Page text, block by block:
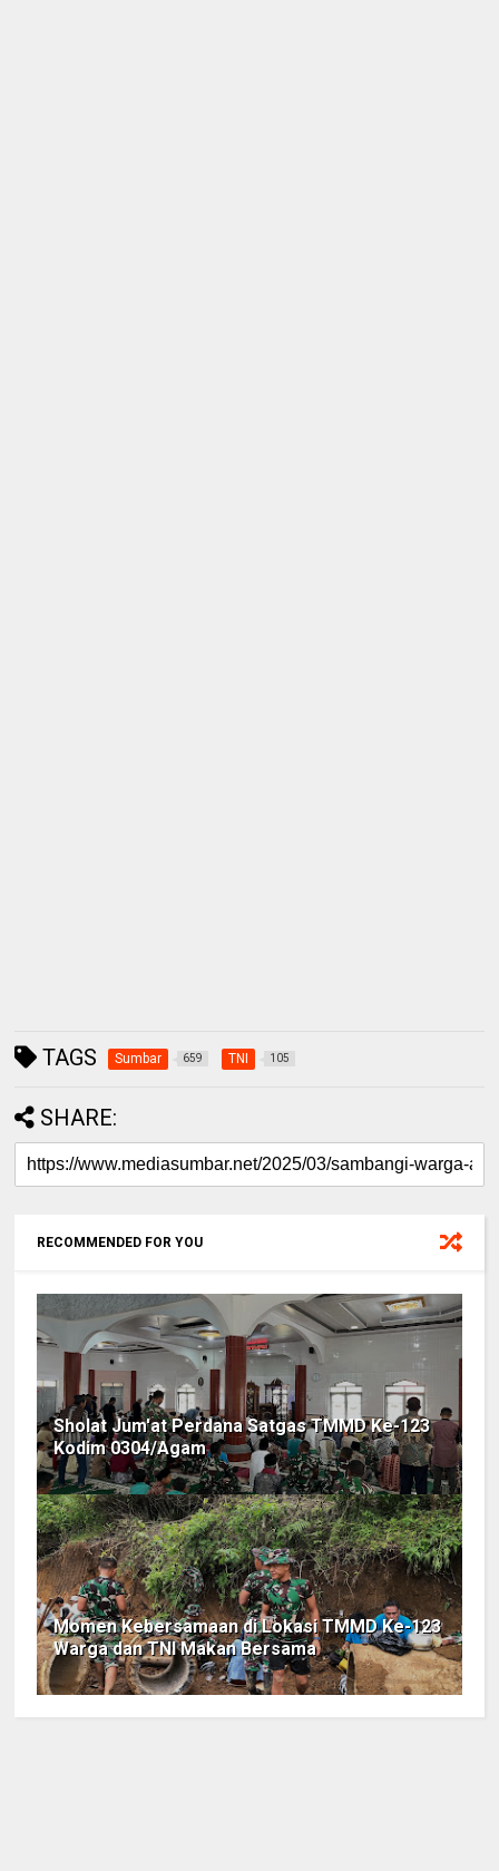
TAGS Sumbar 659 TNI 105
SHARE:
RECOMMENDED FOR YOU
Sholat Jum'at Perdana Satgas TMMD Ke-123
Kodim 0304/Agam
Momen Kebersamaan di Lokasi TMMD Ke-123
Warga dan TNI Makan Bersama